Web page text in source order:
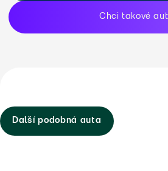
Chci takové
Další podobná auta